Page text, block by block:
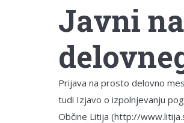
Javni
Prijava na prosto delovno
tudi Izjavo o izpolnjevanju
Občine Litija (http://